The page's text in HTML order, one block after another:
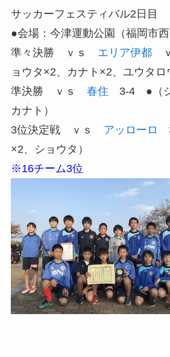
サッカーフェスティバル2日目
●会場：今津運動公園（福岡市西
準々決勝 ｖｓ エリア伊都ｖ
ョウタ×2、カナト×2、ユウタロ
準決勝 ｖｓ 春住 3-4 ●（シ
カナト）
3位決定戦 ｖｓ アッローロ
×2、ショウタ）
※16チーム3位